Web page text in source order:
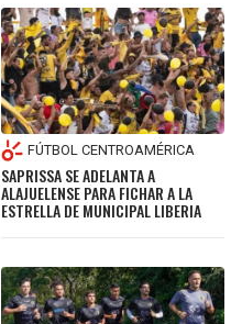
FÚTBOL CENTROAMÉRICA
SAPRISSA SE ADELANTA A
ALAJUELENSE PARA FICHAR A LA
ESTRELLA DE MUNICIPAL LIBERIA